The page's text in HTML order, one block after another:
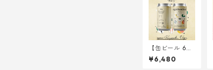
【缶ビール 6
本】Party -Gin
ger Gose- <Im
¥6,480